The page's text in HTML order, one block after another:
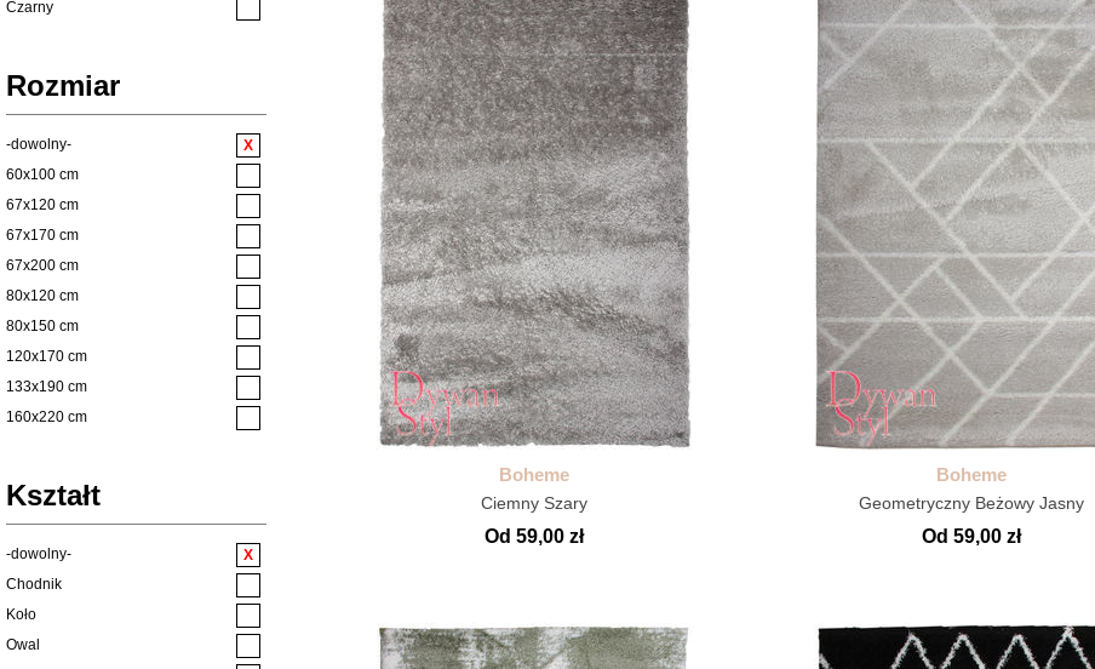
Salon
Shaggy
Styl Boho
Styl Glamour
Styl Klasyczny
Styl Loft
Styl Vintage
Sypialnia
Taras
Vintage
Wszystkie Chodniki
Wycieraczki
Czarny
Zielony
Rozmiar
-dowolny-
60x100 cm
67x120 cm
67x170 cm
67x200 cm
80x120 cm
80x150 cm
120x170 cm
133x190 cm
160x220 cm
200x300 cm
Kształt
-dowolny-
Chodnik
Koło
Owal
Boheme
Ciemny Szary
Od 59,00 zł
Boheme
Geometryczny Beżowy Jasny
Od 59,00 zł